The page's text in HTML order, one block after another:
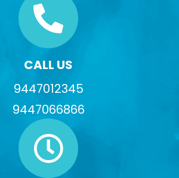
CALL US
9447012345
9447066866